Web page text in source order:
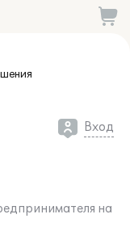
Вход
на